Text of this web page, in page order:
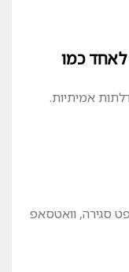
כמו
אמיתיות.
סגירה, וואטסאפ